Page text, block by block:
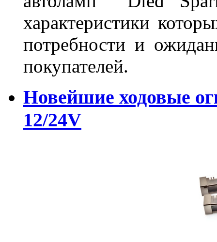
характеристики
потребности и
покупателей.
Новейшие ходовые
12/24V